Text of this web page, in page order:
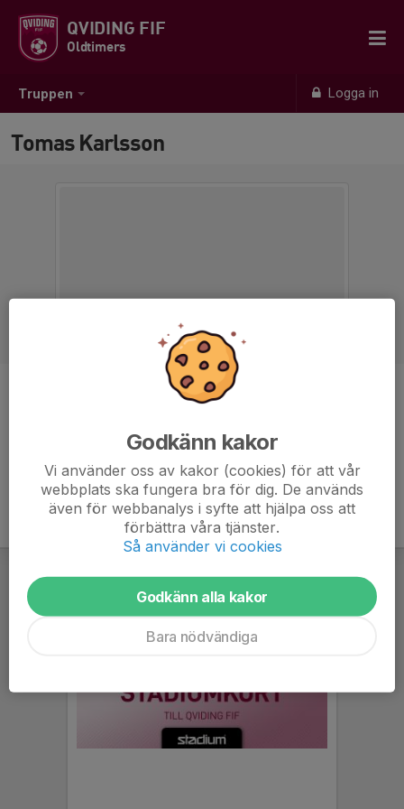
Truppen Logga in
QVIDING FIF
Oldtimers
Tomas Karlsson
Godkänn kakor
Vi använder oss av kakor (cookies) för att vår
webbplats ska fungera bra för dig. De används
även för webbanalys i syfte att hjälpa oss att
förbättra våra tjänster.
Så använder vi cookies
Godkänn alla kakor
Bara nödvändiga